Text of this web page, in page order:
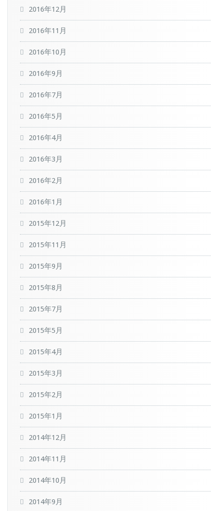
2016年12月
2016年11月
2016年10月
2016年9月
2016年7月
2016年5月
2016年4月
2016年3月
2016年2月
2016年1月
2015年12月
2015年11月
2015年9月
2015年8月
2015年7月
2015年5月
2015年4月
2015年3月
2015年2月
2015年1月
2014年12月
2014年11月
2014年10月
2014年9月